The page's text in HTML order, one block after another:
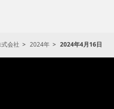
会社 2024年 2024年4月16日